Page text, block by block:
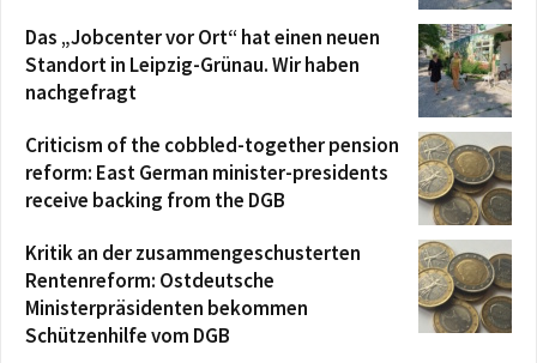
Das „Jobcenter vor Ort“ hat einen neuen
Standort in Leipzig-Grünau. Wir haben
nachgefragt
Criticism of the cobbled-together pension
reform: East German minister-presidents
receive backing from the DGB
Kritik an der zusammengeschusterten
Rentenreform: Ostdeutsche
Ministerpräsidenten bekommen
Schützenhilfe vom DGB